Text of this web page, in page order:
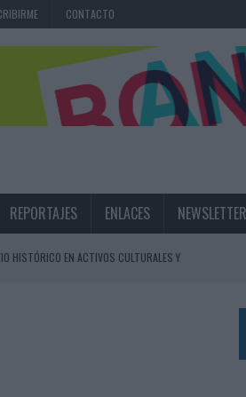
CONTACTO
REPORTAJES ENLACES NEWSLETTER
HISTÓRICO EN ACTIVOS CULTURALES Y
SON DOS CARAS DE LA MISMA